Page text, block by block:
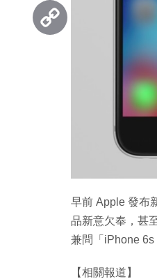
早前 Apple 發布
品新意欠奉，甚
兼問「iPhone 6s
【相關報道】
Threads